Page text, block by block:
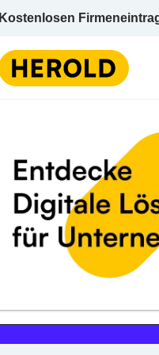
Kostenlosen